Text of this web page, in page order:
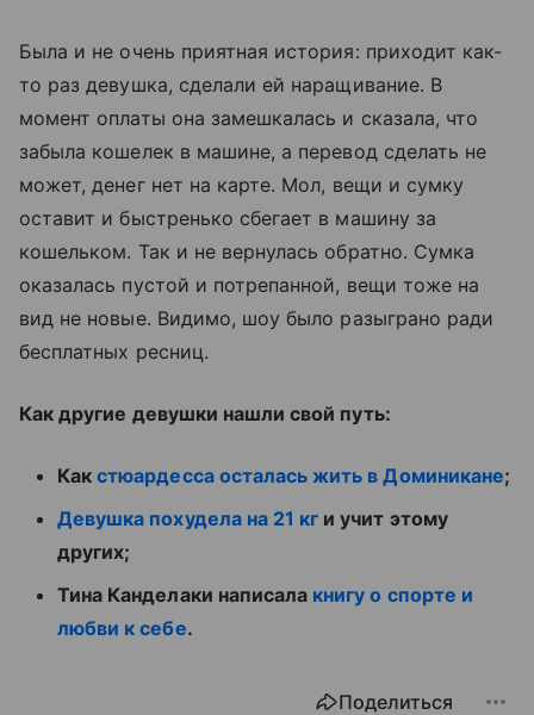
Была и не очень приятная история: приходит как-
то раз девушка, сделали ей наращивание. В
момент оплаты она замешкалась и сказала, что
забыла кошелек в машине, а перевод сделать не
может, денег нет на карте. Мол, вещи и сумку
оставит и быстренько сбегает в машину за
кошельком. Так и не вернулась обратно. Сумка
оказалась пустой и потрепанной, вещи тоже на
вид не новые. Видимо, шоу было разыграно ради
бесплатных ресниц.
Как другие девушки нашли свой путь:
Какстюардесса осталась жить в Доминикане;
Девушка похудела на 21 кг и учит этому
других;
Тина Канделаки написала книгу о спорте и
любви к себе.
Поделиться